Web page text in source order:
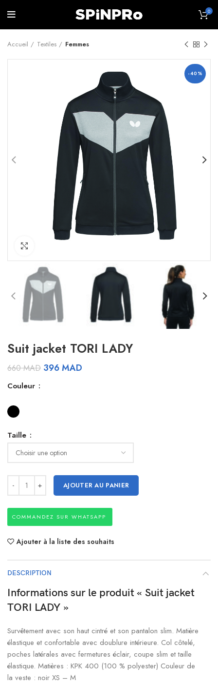
0
Accueil Textiles Femmes
-40%
Suit jacket TORI LADY
660MAD Le
396MAD
Couleur
Taille
AJOUTER AU PANIER
COMMANDEZ SUR WHATSAPP
Ajouter à la liste des souhaits
DESCRIPTION
Informations sur le produit « Suit jacket
TORI LADY »
Survêtement avec son haut cintré et son pantalon slim. Matière
élastique et confortable avec doublure intérieure. Col côtelé,
poches latérales avec fermetures éclair, coupe slim et taille
élastique. Matières : KPK 400 (100 % polyester) Couleur de
la veste : noir XS – M